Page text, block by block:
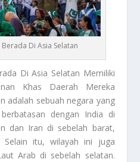
Di Asia Selatan
Di Asia Selatan Memiliki
Khas Daerah Mereka
adalah sebuah negara yang
dengan India di
dan Iran di sebelah barat,
itu, wilayah ini juga
Arab di sebelah selatan.